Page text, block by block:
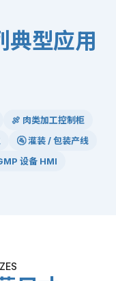
典型应用
🍖 肉类加工控制柜
🚰 灌装 / 包装产线
设备 HMI